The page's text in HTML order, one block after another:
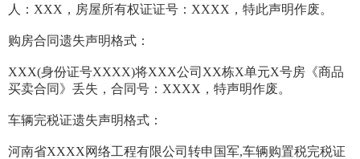
人：XXX，房屋所有权证证号：XXXX，特此声明作废。
购房合同遗失声明格式：
XXX(身份证号XXXX)将XXX公司XX栋X单元X号房《商品
买卖合同》丢失，合同号：XXXX，特声明作废。
车辆完税证遗失声明格式：
河南省XXXX网络工程有限公司转申国军,车辆购置税完税证